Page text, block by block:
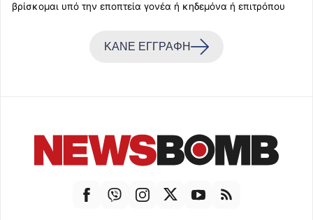
βρίσκομαι υπό την εποπτεία γονέα ή κηδεμόνα ή επιτρόπου
ΚΑΝΕ ΕΓΓΡΑΦΗ